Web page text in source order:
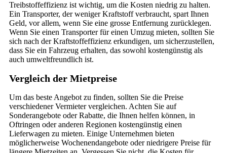
Treibstoffeffizienz ist wichtig, um die Kosten niedrig zu halten.
Ein Transporter, der weniger Kraftstoff verbraucht, spart Ihnen
Geld, vor allem, wenn Sie eine grosse Entfernung zurücklegen.
Wenn Sie einen Transporter für einen Umzug mieten, sollten Sie
sich nach der Kraftstoffeffizienz erkundigen, um sicherzustellen,
dass Sie ein Fahrzeug erhalten, das sowohl kostengünstig als
auch umweltfreundlich ist.
Vergleich der Mietpreise
Um das beste Angebot zu finden, sollten Sie die Preise
verschiedener Vermieter vergleichen. Achten Sie auf
Sonderangebote oder Rabatte, die Ihnen helfen können, in
Oftringen oder anderen Regionen kostengünstig einen
Lieferwagen zu mieten. Einige Unternehmen bieten
möglicherweise Wochenendangebote oder niedrigere Preise für